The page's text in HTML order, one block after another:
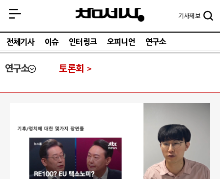
기사제보
전체기사 이슈 인터링크 오피니언 연구소
연구소 토론회